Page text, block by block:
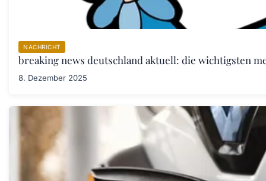
NACHRICHT
breaking news deutschland aktuell: die wichtigsten
8. Dezember 2025